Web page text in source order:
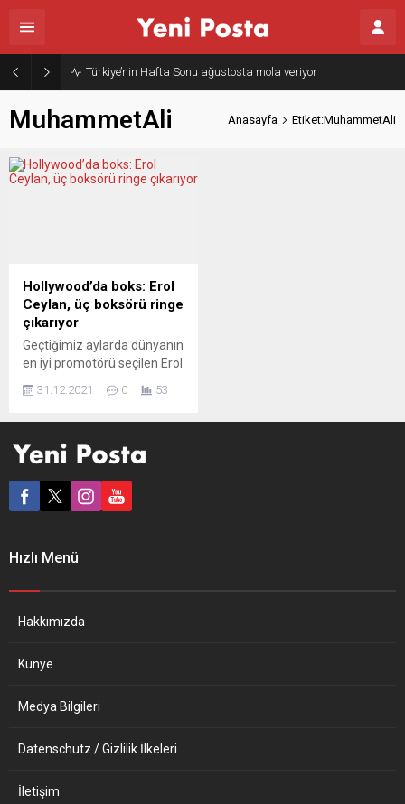
Türkiye’nin Hafta Sonu ağustosta mola veriyor
MuhammetAli Anasayfa Etiket:MuhammetAli
Hollywood’da boks: Erol
Ceylan, üç boksörü ringe
çıkarıyor
Geçtiğimiz aylarda dünyanın
en iyi promotörü seçilen Erol
Hollywood’da bir gecede üç
boks maçı izleyerek yeni yıla
Muhammed Ali’nin eski eşi,
Türk boksuna övgüler
olan Hamburg merkezli Türk
31.12.2021 0 53
Hızlı Menü
Hakkımızda
Künye
Medya Bilgileri
Datenschutz / Gizlilik İlkeleri
İletişim